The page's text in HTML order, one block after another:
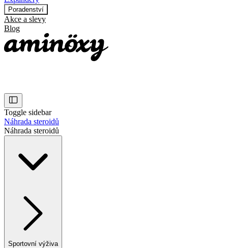
Poradenství
Akce a slevy
Blog
Toggle sidebar
Náhrada steroidů
Náhrada steroidů
Sportovní výživa